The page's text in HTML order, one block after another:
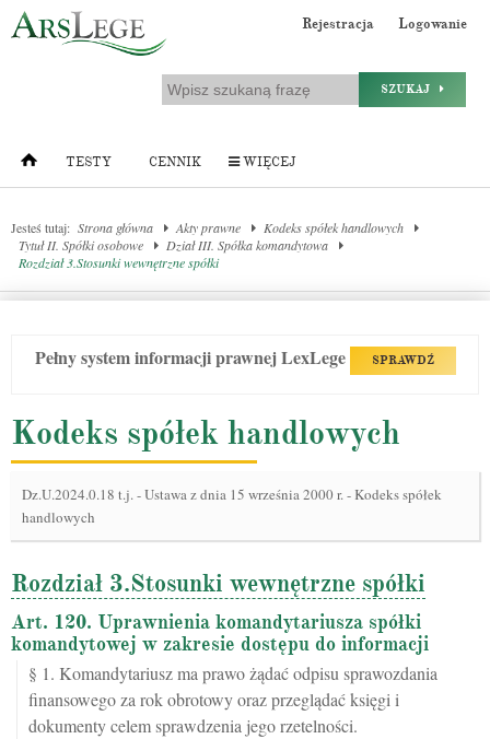
Rejestracja Logowanie
SZUKAJ
TESTY CENNIK WIĘCEJ
Jesteś tutaj: Strona główna Akty prawne
Kodeks spółek handlowych
Tytuł II. Spółki osobowe
Dział III. Spółka komandytowa
Rozdział 3.Stosunki wewnętrzne spółki
Pełny system informacji prawnej LexLege SPRAWDŹ
Kodeks spółek handlowych
Dz.U.2024.0.18 t.j.-Ustawa z dnia 15 września 2000 r. - Kodeks spółek
handlowych
Rozdział 3.Stosunki wewnętrzne spółki
Art. 120. Uprawnienia komandytariusza spółki
komandytowej w zakresie dostępu do informacji
§ 1. Komandytariusz ma prawo żądać odpisu sprawozdania
finansowego za rok obrotowy oraz przeglądać księgi i
dokumenty celem sprawdzenia jego rzetelności.